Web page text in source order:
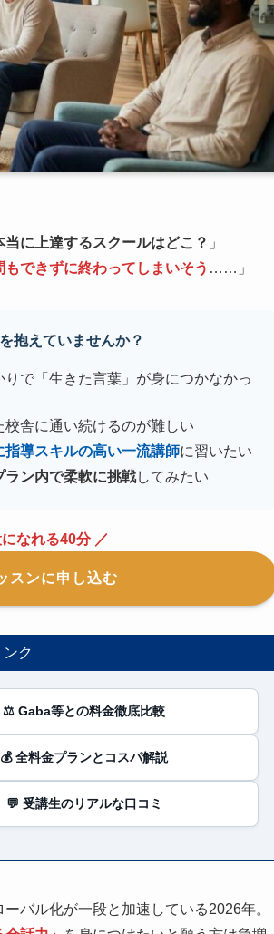
当に上達するスクールはどこ？ 」
もできずに終わってしまいそう ……」
抱えていませんか？
で「生きた言葉」が身につかなかっ
舎に通い続けるのが難しい
指導スキルの高い一流講師に習いたい
ラン内で柔軟に挑戦してみたい
なれる40分 ／
スンに申し込む
ク
⚖️ Gaba等との料金徹底比較
💰 全料金プランとコスパ解説
💬 受講生のリアルな口コミ
バル化が一段と加速している2026年。